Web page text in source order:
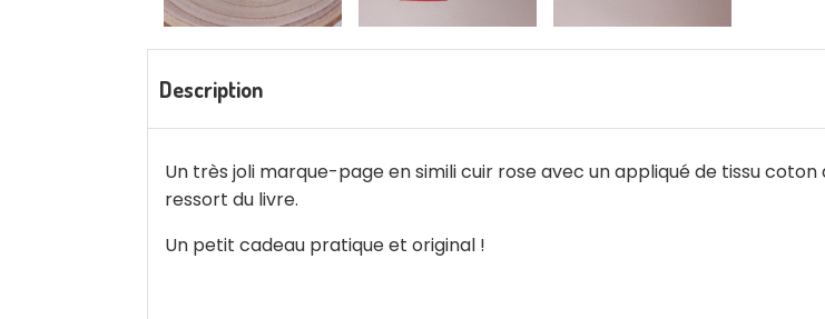
Description
Un très joli marque-page en simili cuir rose avec un appliqué de tissu
ressort du livre.
Un petit cadeau pratique et original !